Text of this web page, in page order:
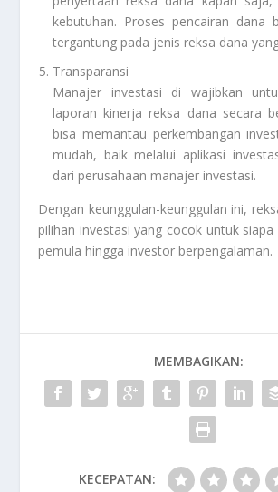
kebutuhan. Proses pencairan dana
tergantung pada jenis reksa dana
Transparansi
Manajer investasi di wajibkan
laporan kinerja reksa dana secara
bisa memantau perkembangan
mudah, baik melalui aplikasi
dari perusahaan manajer investasi.
Dengan keunggulan-keunggulan ini,
pilihan investasi yang cocok untuk
pemula hingga investor berpengalaman.
MEMBAGIKAN:
KECEPATAN: